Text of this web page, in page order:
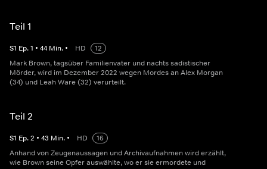
Teil 1
S1 Ep.1 • 44 Min. • HD
12
Mark Brown, tagsüber Familienvater und nachts sadistischer
Mörder, wird im Dezember 2022 wegen Mordes an Alex Morgan
(34) und Leah Ware (32) verurteilt.
Teil 2
S1 Ep.2 • 43 Min. • HD
16
Anhand von Zeugenaussagen und Archivaufnahmen wird erzählt,
wie Brown seine Opfer auswählte, wo er sie ermordete und